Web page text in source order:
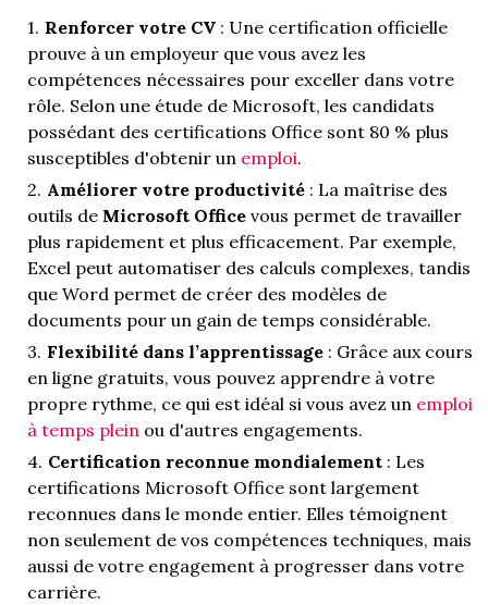
Renforcer votre CV : Une certification officielle
prouve à un employeur que vous avez les
compétences nécessaires pour exceller dans votre
rôle. Selon une étude de Microsoft, les candidats
possédant des certifications Office sont 80 % plus
susceptibles d'obtenir un emploi.
Améliorer votre productivité : La maîtrise des
outils de Microsoft Office vous permet de travailler
plus rapidement et plus efficacement. Par exemple,
Excel peut automatiser des calculs complexes, tandis
que Word permet de créer des modèles de
documents pour un gain de temps considérable.
Flexibilité dans l’apprentissage : Grâce aux cours
en ligne gratuits, vous pouvez apprendre à votre
propre rythme, ce qui est idéal si vous avez un emploi
à temps plein ou d'autres engagements.
Certification reconnue mondialement : Les
certifications Microsoft Office sont largement
reconnues dans le monde entier. Elles témoignent
non seulement de vos compétences techniques, mais
aussi de votre engagement à progresser dans votre
carrière.